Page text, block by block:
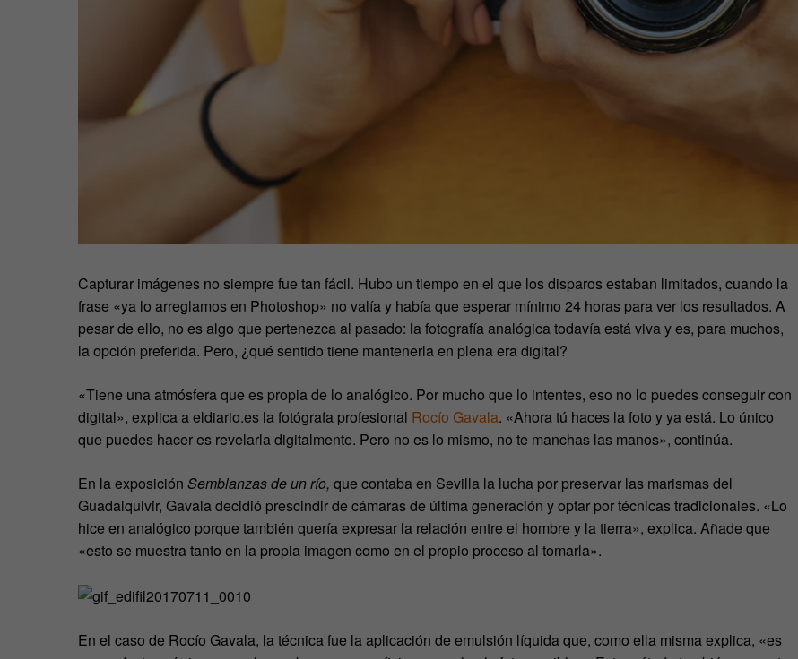
Capturar imágenes no siempre fue tan fácil. Hubo un tiempo en el que los disparos estaban limitados, cuando la
frase «ya lo arreglamos en Photoshop» no valía y había que esperar mínimo 24 horas para ver los resultados. A
pesar de ello, no es algo que pertenezca al pasado: la fotografía analógica todavía está viva y es, para muchos,
la opción preferida. Pero, ¿qué sentido tiene mantenerla en plena era digital?
«Tiene una atmósfera que es propia de lo analógico. Por mucho que lo intentes, eso no lo puedes conseguir con
digital», explica a eldiario.es la fotógrafa profesional Rocío Gavala. «Ahora tú haces la foto y ya está. Lo único
que puedes hacer es revelarla digitalmente. Pero no es lo mismo, no te manchas las manos», continúa.
En la exposición Semblanzas de un río, que contaba en Sevilla la lucha por preservar las marismas del
Guadalquivir, Gavala decidió prescindir de cámaras de última generación y optar por técnicas tradicionales. «Lo
hice en analógico porque también quería expresar la relación entre el hombre y la tierra», explica. Añade que
«esto se muestra tanto en la propia imagen como en el propio proceso al tomarla».
En el caso de Rocío Gavala, la técnica fue la aplicación de emulsión líquida que, como ella misma explica, «es